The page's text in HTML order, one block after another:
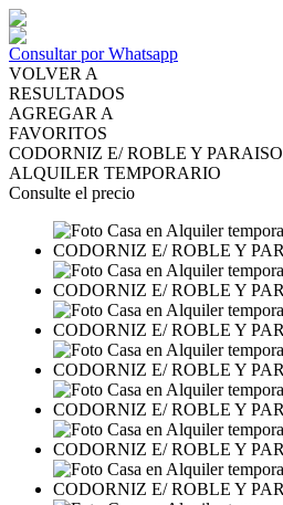
Consultar por Whatsapp
VOLVER A
RESULTADOS
AGREGAR A
FAVORITOS
CODORNIZ E/ ROBLE Y PARAISO
ALQUILER TEMPORARIO
Consulte el precio